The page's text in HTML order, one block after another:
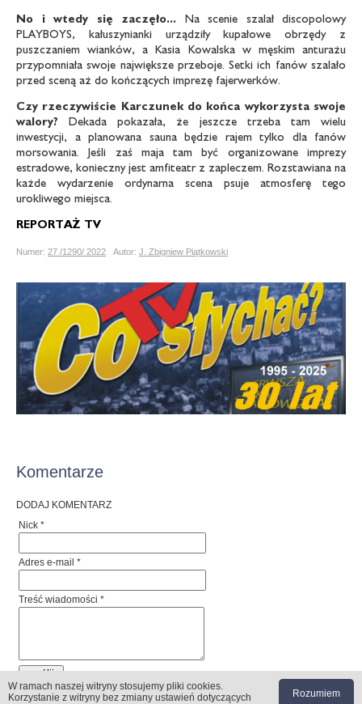
No i wtedy się zaczęło... Na scenie szalał discopolowy
PLAYBOYS, kałuszynianki urządziły kupałowe obrzędy z
puszczaniem wianków, a Kasia Kowalska w męskim anturażu
przypomniała swoje największe przeboje. Setki ich fanów szalało
przed sceną aż do kończących imprezę fajerwerków.
Czy rzeczywiście Karczunek do końca wykorzysta swoje
walory? Dekada pokazała, że jeszcze trzeba tam wielu
inwestycji, a planowana sauna będzie rajem tylko dla fanów
morsowania. Jeśli zaś maja tam być organizowane imprezy
estradowe, konieczny jest amfiteatr z zapleczem. Rozstawiana na
każde wydarzenie ordynarna scena psuje atmosferę tego
urokliwego miejsca.
REPORTAŻ TV
Numer: 27 /1290/ 2022 Autor: J. Zbigniew Piątkowski
Komentarze
DODAJ KOMENTARZ
Nick *
Adres e-mail *
Treść wiadomości *
W ramach naszej witryny stosujemy pliki cookies.
Korzystanie z witryny bez zmiany ustawień dotyczących
Rozumiem